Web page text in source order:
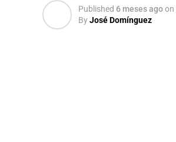
Published 6 meses agoon
ByJosé Domínguez